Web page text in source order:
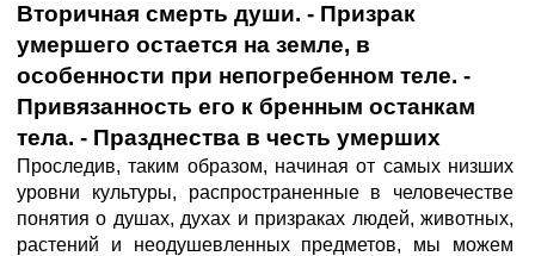
Вторичная смерть души. - Призрак
умершего остается на земле, в
особенности при непогребенном теле. -
Привязанность его к бренным останкам
тела. - Празднества в честь умерших
Проследив, таким образом, начиная от самых низших
уровни культуры, распространенные в человечестве
понятия о душах, духах и призраках людей, животных,
растений и неодушевленных предметов, мы можем